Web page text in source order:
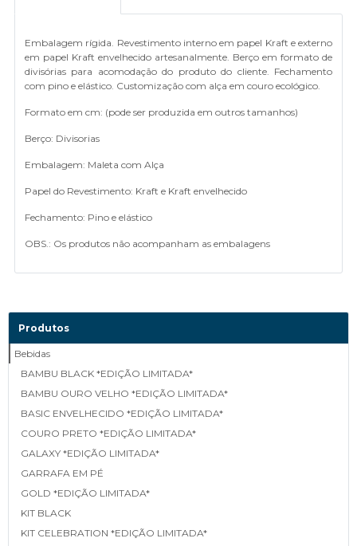
Embalagem rígida. Revestimento interno em papel Kraft e externo
em papel Kraft envelhecido artesanalmente. Berço em formato de
divisórias para acomodação do produto do cliente. Fechamento
com pino e elástico. Customização com alça em couro ecológico.
Formato em cm: (pode ser produzida em outros tamanhos)
Berço: Divisorias
Embalagem: Maleta com Alça
Papel do Revestimento: Kraft e Kraft envelhecido
Fechamento: Pino e elástico
OBS.: Os produtos não acompanham as embalagens
Produtos
Bebidas
BAMBU BLACK *EDIÇÃO LIMITADA*
BAMBU OURO VELHO *EDIÇÃO LIMITADA*
BASIC ENVELHECIDO *EDIÇÃO LIMITADA*
COURO PRETO *EDIÇÃO LIMITADA*
GALAXY *EDIÇÃO LIMITADA*
GARRAFA EM PÉ
GOLD *EDIÇÃO LIMITADA*
KIT BLACK
KIT CELEBRATION *EDIÇÃO LIMITADA*